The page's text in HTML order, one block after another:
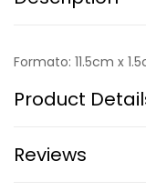
Formato: 11.5cm x
Product
Reviews